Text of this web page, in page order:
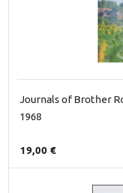
Journals of Brother
1968
19,00 €